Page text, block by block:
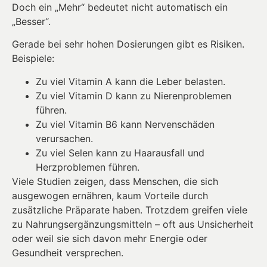
Doch ein „Mehr“ bedeutet nicht automatisch ein
„Besser“.
Gerade bei sehr hohen Dosierungen gibt es Risiken.
Beispiele:
Zu viel Vitamin A kann die Leber belasten.
Zu viel Vitamin D kann zu Nierenproblemen
führen.
Zu viel Vitamin B6 kann Nervenschäden
verursachen.
Zu viel Selen kann zu Haarausfall und
Herzproblemen führen.
Viele Studien zeigen, dass Menschen, die sich
ausgewogen ernähren, kaum Vorteile durch
zusätzliche Präparate haben. Trotzdem greifen viele
zu Nahrungsergänzungsmitteln – oft aus Unsicherheit
oder weil sie sich davon mehr Energie oder
Gesundheit versprechen.